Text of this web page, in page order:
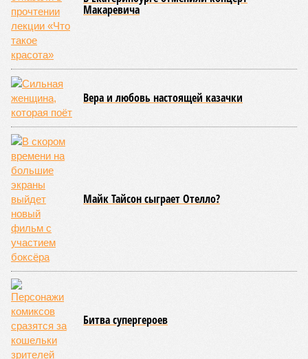
Макаревича
Вера и любовь настоящей казачки
Майк Тайсон сыграет Отелло?
Битва супергероев